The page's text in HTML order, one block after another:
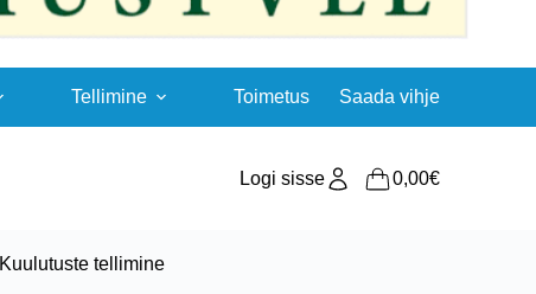
Tellimine Toimetus Saada vihje
Logi sisse
Shopping
0,00€
Kuulutuste tellimine